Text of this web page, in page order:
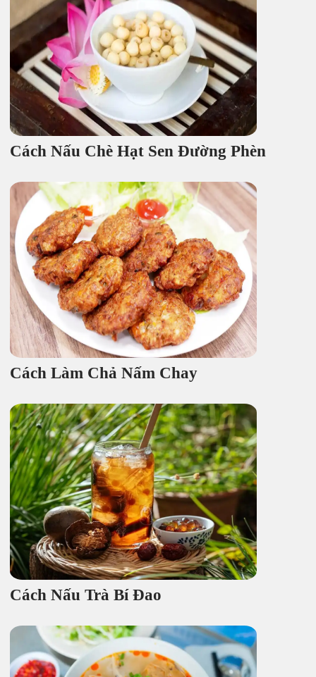
Cách Nấu Chè Hạt Sen Đường Phèn
Cách Làm Chả Nấm Chay
Cách Nấu Trà Bí Đao